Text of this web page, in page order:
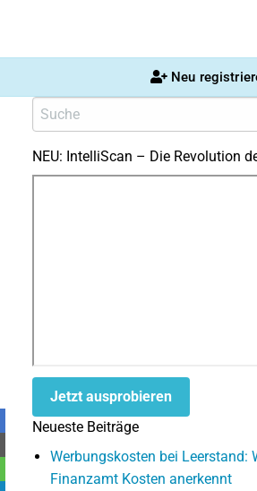
Neu
NEU: IntelliScan – Die Revolution
Jetzt ausprobieren
Neueste Beiträge
Werbungskosten bei Leerstand:
Finanzamt Kosten anerkennt